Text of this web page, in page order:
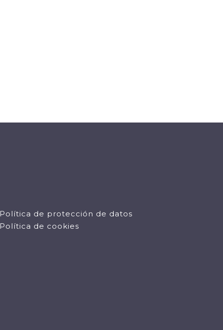
Política de protección de datos
Política de cookies